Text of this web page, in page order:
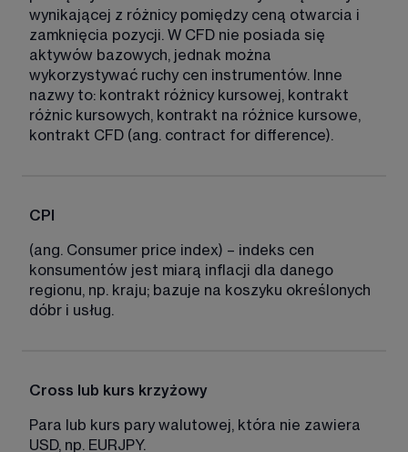
wynikającej z różnicy pomiędzy ceną otwarcia i
zamknięcia pozycji. W CFD nie posiada się
aktywów bazowych, jednak można
wykorzystywać ruchy cen instrumentów. Inne
nazwy to: kontrakt różnicy kursowej, kontrakt
różnic kursowych, kontrakt na różnice kursowe,
kontrakt CFD (ang. contract for difference).
CPI
(ang. Consumer price index) – indeks cen
konsumentów jest miarą inflacji dla danego
regionu, np. kraju; bazuje na koszyku określonych
dóbr i usług.
Cross lub kurs krzyżowy
Para lub kurs pary walutowej, która nie zawiera
USD, np. EURJPY.